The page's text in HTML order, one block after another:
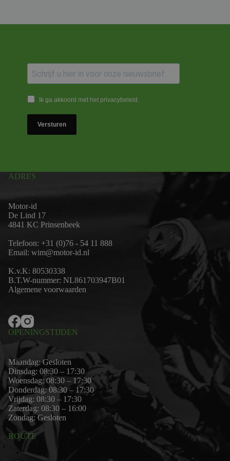
Ik ga akkoord met het privacybeleid.
Versturen
ADRES
Motor-id
De Lind 17
4841 KC Prinsenbeek
Telefoon: +31 (0)76 - 54 11 888
Email: wim@motor-id.nl
K.v.K: 80530338
B.T.W-nummer: NL861703947B01
Algemene voorwaarden
OPENINGSTIJDEN
Maandag: Gesloten
Dinsdag: 08:30 – 17:30
Woensdag: 08:30 – 17:30
Donderdag: 08:30 – 17:30
Vrijdag: 08:30 – 17:30
Zaterdag: 08:30 – 16:00
Zondag: Gesloten
ROUTE